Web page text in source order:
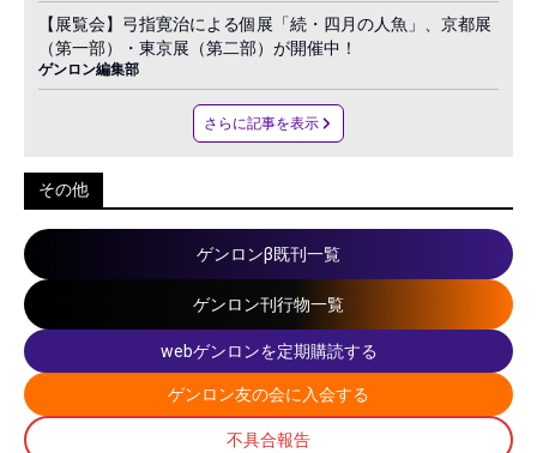
【展覧会】弓指寛治による個展「続・四月の人魚」、京都展
（第一部）・東京展（第二部）が開催中！
ゲンロン編集部
さらに記事を表示
その他
ゲンロンβ既刊一覧
ゲンロン刊行物一覧
webゲンロンを定期購読する
ゲンロン友の会に入会する
不具合報告